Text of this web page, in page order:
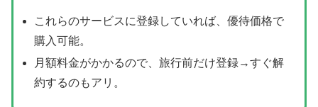
これらのサービスに登録していれば、優待価格で
購入可能。
月額料金がかかるので、旅行前だけ登録→すぐ解
約するのもアリ。